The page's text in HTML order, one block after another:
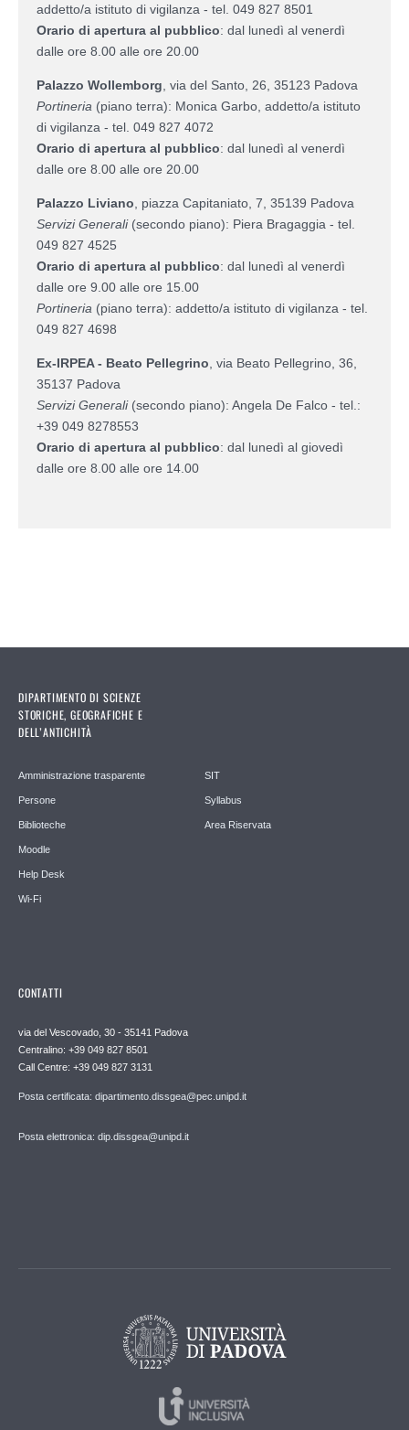
addetto/a istituto di vigilanza - tel. 049 827 8501
Orario di apertura al pubblico: dal lunedì al venerdì
dalle ore 8.00 alle ore 20.00
Palazzo Wollemborg , via del Santo, 26, 35123 Padova
Portineria (piano terra): Monica Garbo, addetto/a istituto
di vigilanza - tel. 049 827 4072
Orario di apertura al pubblico: dal lunedì al venerdì
dalle ore 8.00 alle ore 20.00
Palazzo Liviano , piazza Capitaniato, 7, 35139 Padova
Servizi Generali(secondo piano): Piera Bragaggia - tel.
049 827 4525
Orario di apertura al pubblico: dal lunedì al venerdì
dalle ore 9.00 alle ore 15.00
Portineria (piano terra): addetto/a istituto di vigilanza - tel.
049 827 4698
Ex-IRPEA - Beato Pellegrino via Beato Pellegrino, 36,
35137 Padova
Servizi Generali(secondo piano): Angela De Falco - tel.:
+39 049 8278553
Orario di apertura al pubblico: dal lunedì al giovedì
dalle ore 8.00 alle ore 14.00
DIPARTIMENTO DI SCIENZE
STORICHE, GEOGRAFICHE E
DELL’ANTICHITÀ
Amministrazione trasparente
Persone
Biblioteche
Moodle
Help Desk
Wi-Fi
SIT
Syllabus
Area Riservata
CONTATTI
via del Vescovado, 30 - 35141 Padova
Centralino: +39 049 827 8501
Call Centre: +39 049 827 3131
Posta certificata: dipartimento.dissgea@pec.unipd.it
Posta elettronica: dip.dissgea@unipd.it